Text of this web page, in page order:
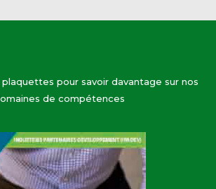
pour savoir davantage sur nos
de compétences